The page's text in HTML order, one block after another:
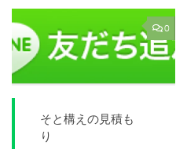
0
そと構えの見積も
り